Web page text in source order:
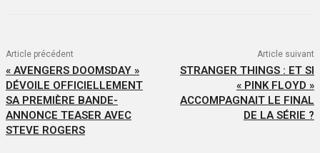
Article précédent
« AVENGERS DOOMSDAY »
DÉVOILE OFFICIELLEMENT
SA PREMIÈRE BANDE-
ANNONCE TEASER AVEC
STEVE ROGERS
Article suivant
STRANGER THINGS : ET SI
« PINK FLOYD »
ACCOMPAGNAIT LE FINAL
DE LA SÉRIE ?